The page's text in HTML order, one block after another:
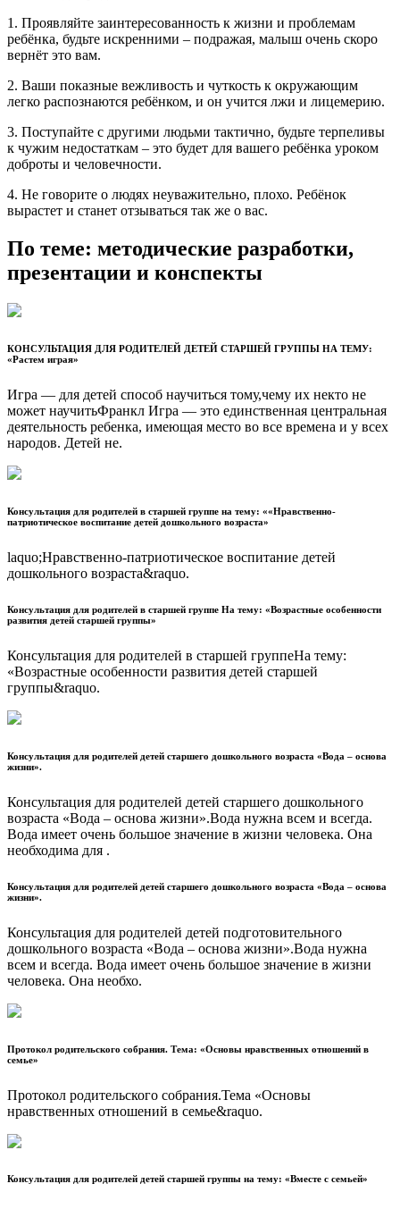
1. Проявляйте заинтересованность к жизни и проблемам
ребёнка, будьте искренними – подражая, малыш очень скоро
вернёт это вам.
2. Ваши показные вежливость и чуткость к окружающим
легко распознаются ребёнком, и он учится лжи и лицемерию.
3. Поступайте с другими людьми тактично, будьте терпеливы
к чужим недостаткам – это будет для вашего ребёнка уроком
доброты и человечности.
4. Не говорите о людях неуважительно, плохо. Ребёнок
вырастет и станет отзываться так же о вас.
По теме: методические разработки,
презентации и конспекты
КОНСУЛЬТАЦИЯ ДЛЯ РОДИТЕЛЕЙ ДЕТЕЙ СТАРШЕЙ ГРУППЫ НА ТЕМУ:
«Растем играя»
Игра — для детей способ научиться тому,чему их некто не
может научитьФранкл Игра — это единственная центральная
деятельность ребенка, имеющая место во все времена и у всех
народов. Детей не.
Консультация для родителей в старшей группе на тему: ««Нравственно-
патриотическое воспитание детей дошкольного возраста»
laquo;Нравственно-патриотическое воспитание детей
дошкольного возраста&raquo.
Консультация для родителей в старшей группе На тему: «Возрастные особенности
развития детей старшей группы»
Консультация для родителей в старшей группеНа тему:
«Возрастные особенности развития детей старшей
группы&raquo.
Консультация для родителей детей старшего дошкольного возраста «Вода – основа
жизни».
Консультация для родителей детей старшего дошкольного
возраста «Вода – основа жизни».Вода нужна всем и всегда.
Вода имеет очень большое значение в жизни человека. Она
необходима для .
Консультация для родителей детей старшего дошкольного возраста «Вода – основа
жизни».
Консультация для родителей детей подготовительного
дошкольного возраста «Вода – основа жизни».Вода нужна
всем и всегда. Вода имеет очень большое значение в жизни
человека. Она необхо.
Протокол родительского собрания. Тема: «Основы нравственных отношений в
семье»
Протокол родительского собрания.Тема «Основы
нравственных отношений в семье&raquo.
Консультация для родителей детей старшей группы на тему: «Вместе с семьей»